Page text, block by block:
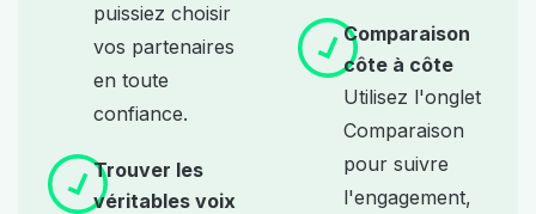
puissiez choisir
vos partenaires
en toute
confiance.
Trouver les
véritables voix
Comparaison
côte à côte
Utilisez l'onglet
Comparaison
pour suivre
l'engagement,